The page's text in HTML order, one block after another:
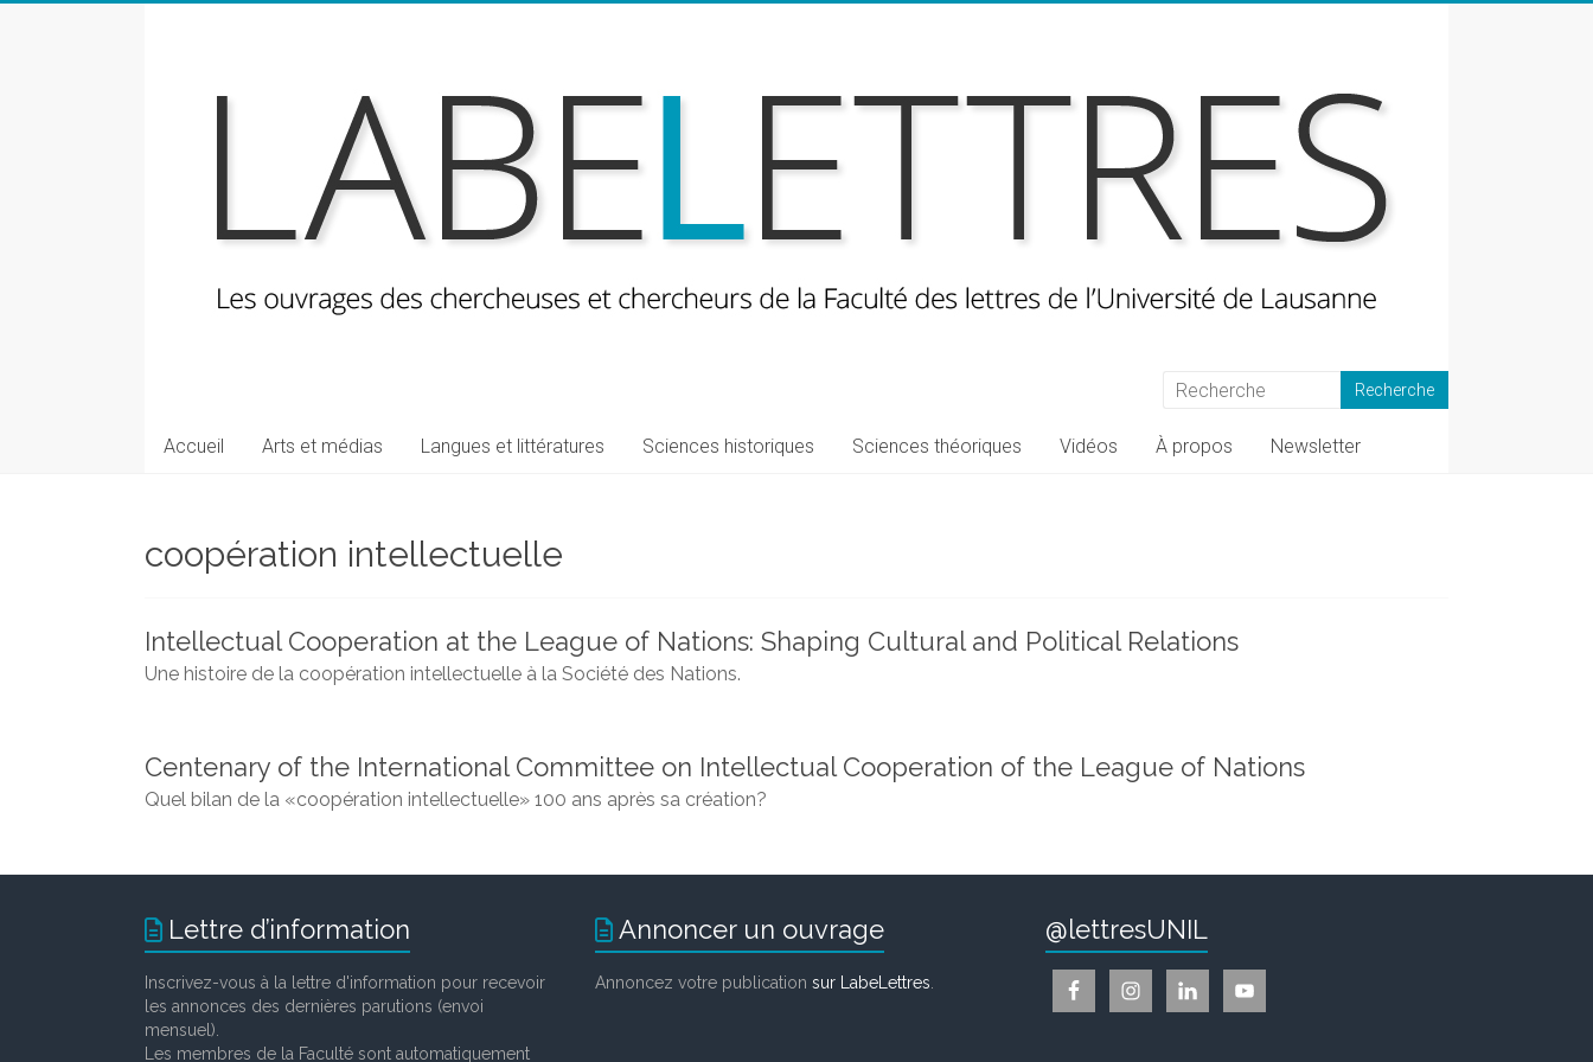
Les
et
chercheurs
la
Faculté
Accueil Arts et médias Langues et littératures Sciences historiques Sciences théoriques Vidéos À propos Newsletter
coopération intellectuelle
Intellectual Cooperation at the League of Nations: Shaping Cultural and Political Relations
Une histoire de la coopération intellectuelle à la Société des Nations.
Centenary of the International Committee on Intellectual Cooperation of the League of Nations
Quel bilan de la «coopération intellectuelle» 100 ans après sa création?
Lettre d’information
Inscrivez-vous à la lettre d'information pour recevoir
les annonces des dernières parutions (envoi
mensuel).
Les membres de la Faculté sont automatiquement
Annoncer un ouvrage
Annoncez votre publication sur LabeLettres
@lettresUNIL